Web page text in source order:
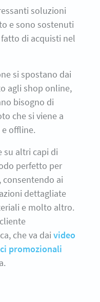
soluzioni
e sono sostenuti
di acquisti nel
si spostano dai
agli shop online,
bisogno di
che si viene a
offline.
su altri capi di
perfetto per
consentendo ai
dettagliate
e molto altro.
che va dai video
promozionali